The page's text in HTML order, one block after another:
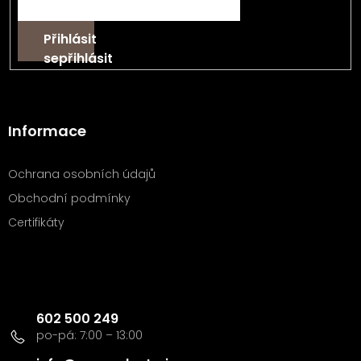
Přihlásit
se
Informace
Ochrana osobních údajů
Obchodní podmínky
Certifikáty
602 500 249